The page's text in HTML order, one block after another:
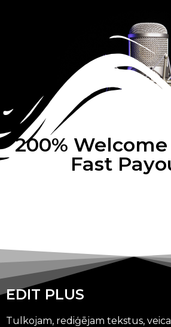
200%
Fast
EDIT PLUS
Tulkojam, rediģējam tekstus,